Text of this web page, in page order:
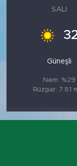
SALI
Güneşli
Nem: %29
Rüzgar: 7.81